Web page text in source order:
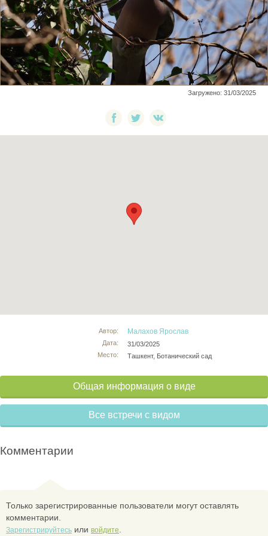
Загружено: 31/03/2025
Автор:
Дата:
Место:
Малахов Ярослав
31/03/2025
Ташкент, Ботанический сад
Общая информация о виде
Все встречи с видом
Комментарии
Только зарегистрированные пользователи могут оставлять
комментарии.
Зарегистрируйтесь или войдите